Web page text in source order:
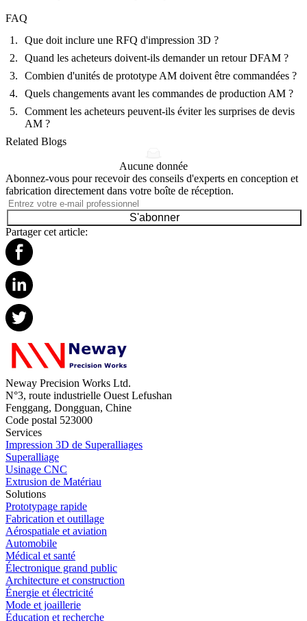
FAQ
Que doit inclure une RFQ d'impression 3D ?
Quand les acheteurs doivent-ils demander un retour DFAM ?
Combien d'unités de prototype AM doivent être commandées ?
Quels changements avant les commandes de production AM ?
Comment les acheteurs peuvent-ils éviter les surprises de devis
AM ?
Related Blogs
Aucune donnée
Abonnez-vous pour recevoir des conseils d'experts en conception et
fabrication directement dans votre boîte de réception.
S'abonner
Partager cet article:
Neway Precision Works Ltd.
N°3, route industrielle Ouest Lefushan
Fenggang, Dongguan, Chine
Code postal 523000
Services
Impression 3D de Superalliages
Superalliage
Usinage CNC
Extrusion de Matériau
Solutions
Prototypage rapide
Fabrication et outillage
Aérospatiale et aviation
Automobile
Médical et santé
Électronique grand public
Architecture et construction
Énergie et électricité
Mode et joaillerie
Éducation et recherche